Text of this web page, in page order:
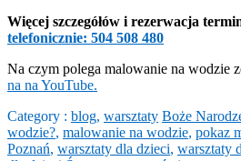
Więcej szczegółów i rezerwacja
telefonicznie: 504 508 480
Na czym polega malowanie na wodzie
na na YouTube.
Category : blog, warsztaty Boże
wodzie?, malowanie na wodzie, pokaz
Poznań, warsztaty dla dzieci, warsztaty